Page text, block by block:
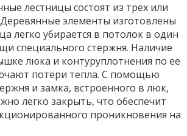
лестницы состоят из трех или
элементы изготовлены
легко убирается в потолок в один
специального стержня. Наличие
люка и контуруплотнения по ее
потери тепла. С помощью
и замка, встроенного в люк,
легко закрыть, что обеспечит
проникновения на